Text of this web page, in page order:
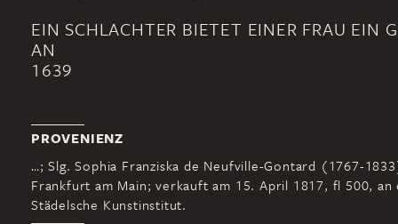
EIN SCHLACHTER BIETET EINER FRAU EIN
AN
1639
PROVENIENZ
…; Slg. Sophia Franziska de Neufville-Gontard (1767-
Frankfurt am Main; verkauft am 15. April 1817, fl 500, an
Städelsche Kunstinstitut.